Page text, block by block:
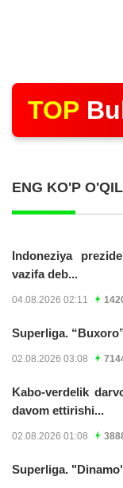
TOP
ENG KO'P
Indoneziya
vazifa deb...
04.08.2026 02:11
Superliga.
02.08.2026 03:08
Kabo-verdelik
davom ettirishi...
02.08.2026 01:08
Superliga.